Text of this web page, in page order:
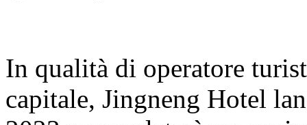
In qualità di operatore
capitale, Jingneng Hotel